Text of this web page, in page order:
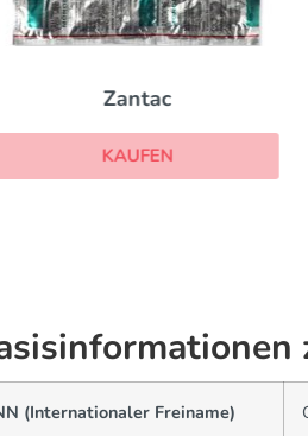
Zantac
KAUFEN
(Internationaler Freiname)